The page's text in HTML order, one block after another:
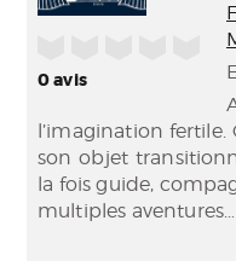
0avis
l’imagination
son objet
la fois guide,
multiples aventures…